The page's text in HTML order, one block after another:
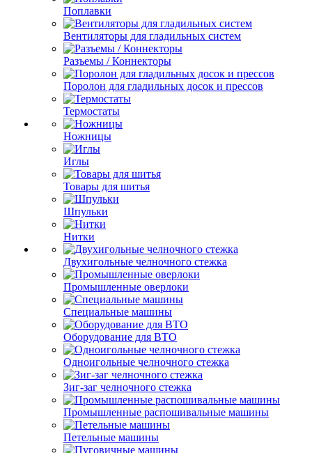
Поплавки
Вентиляторы для гладильных систем
Разъемы / Коннекторы
Поролон для гладильных досок и прессов
Термостаты
Ножницы
Иглы
Товары для шитья
Шпульки
Нитки
Двухигольные челночного стежка
Промышленные оверлоки
Специальные машины
Оборудование для ВТО
Одноигольные челночного стежка
Зиг-заг челночного стежка
Промышленные распошивальные машины
Петельные машины